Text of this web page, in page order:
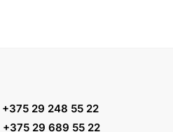
+375 29 248 55 22
+375 29 689 55 22